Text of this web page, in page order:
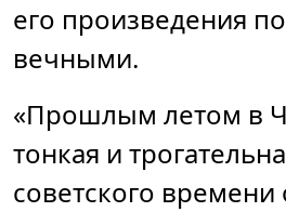
его произведения
вечными.
«Прошлым летом в
тонкая и
советского времени